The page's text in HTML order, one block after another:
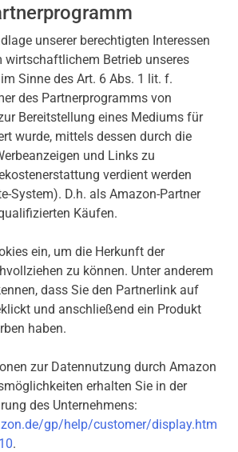
unserer berechtigten Interessen
wirtschaftlichem Betrieb unseres
Sinne des Art. 6 Abs. 1 lit. f.
des Partnerprogramms von
Bereitstellung eines Mediums für
wurde, mittels dessen durch die
und Links zu
verdient werden
System). D.h. als Amazon-Partner
Käufen.
ein, um die Herkunft der
zu können. Unter anderem
dass Sie den Partnerlink auf
und anschließend ein Produkt
haben.
zur Datennutzung durch Amazon
erhalten Sie in der
des Unternehmens:
gp/help/customer/display.html?
.